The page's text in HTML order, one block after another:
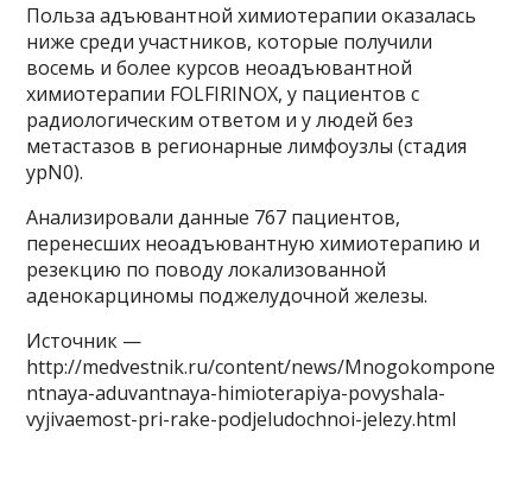
Польза адъювантной химиотерапии оказалась
ниже среди участников, которые получили
восемь и более курсов неоадъювантной
химиотерапии FOLFIRINOX, у пациентов с
радиологическим ответом и у людей без
метастазов в регионарные лимфоузлы (стадия
ypN0).
Анализировали данные 767 пациентов,
перенесших неоадъювантную химиотерапию и
резекцию по поводу локализованной
аденокарциномы поджелудочной железы.
Источник —
http://medvestnik.ru/content/news/Mnogokompone
ntnaya-aduvantnaya-himioterapiya-povyshala-
vyjivaemost-pri-rake-podjeludochnoi-jelezy.html